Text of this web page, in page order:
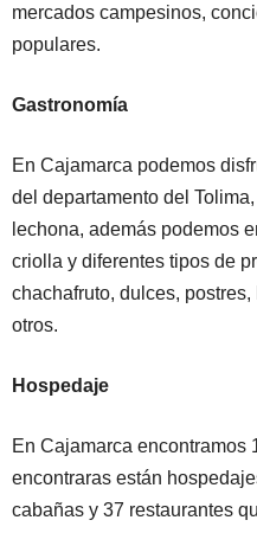
mercados campesinos,
populares.
Gastronomía
En Cajamarca podemos
del departamento del
lechona, además podemos
criolla y diferentes tipos de
chachafruto, dulces,
otros.
Hospedaje
En Cajamarca encontramos
encontraras están
cabañas y 37 restaurantes